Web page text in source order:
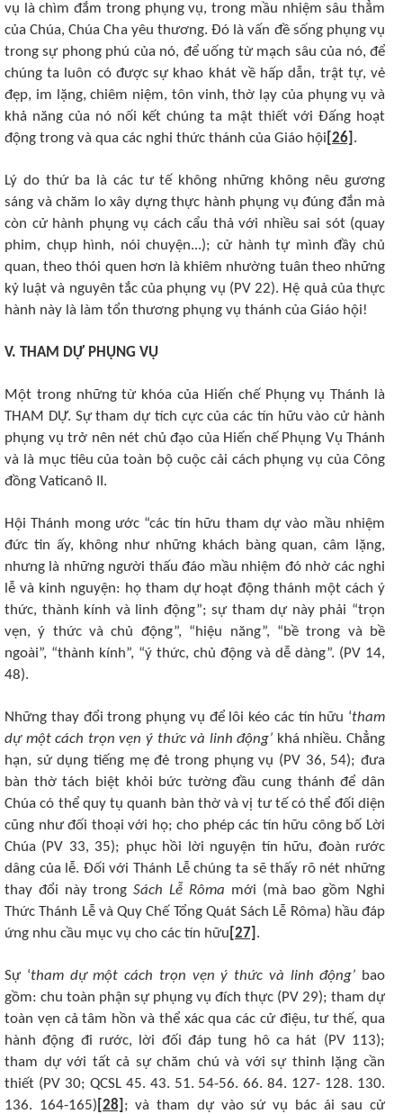
vụ là chìm đắm trong phụng vụ, trong mầu nhiệm sâu thẳm
của Chúa, Chúa Cha yêu thương. Đó là vấn đề sống phụng vụ
trong sự phong phú của nó, để uống từ mạch sâu của nó, để
chúng ta luôn có được sự khao khát về hấp dẫn, trật tự, vẻ
đẹp, im lặng, chiêm niệm, tôn vinh, thờ lạy của phụng vụ và
khả năng của nó nối kết chúng ta mật thiết với Đấng hoạt
động trong và qua các nghi thức thánh của Giáo hội [26] .
Lý do thứ ba là các tư tế không những không nêu gương
sáng và chăm lo xây dựng thực hành phụng vụ đúng đắn mà
còn cử hành phụng vụ cách cẩu thả với nhiều sai sót (quay
phim, chụp hình, nói chuyện...); cử hành tự mình đầy chủ
quan, theo thói quen hơn là khiêm nhường tuân theo những
kỷ luật và nguyên tắc của phụng vụ (PV 22). Hệ quả của thực
hành này là làm tổn thương phụng vụ thánh của Giáo hội!
V. THAM DỰ PHỤNG VỤ
Một trong những từ khóa của Hiến chế Phụng vụ Thánh là
THAM DỰ. Sự tham dự tích cực của các tín hữu vào cử hành
phụng vụ trở nên nét chủ đạo của Hiến chế Phụng Vụ Thánh
và là mục tiêu của toàn bộ cuộc cải cách phụng vụ của Công
đồng Vaticanô II.
Hội Thánh mong ước “các tín hữu tham dự vào mầu nhiệm
đức tin ấy, không như những khách bàng quan, câm lặng,
nhưng là những người thấu đáo mầu nhiệm đó nhờ các nghi
lễ và kinh nguyện: họ tham dự hoạt động thánh một cách ý
thức, thành kính và linh động”; sự tham dự này phải “trọn
vẹn, ý thức và chủ động”, “hiệu năng”, “bề trong và bề
ngoài”, “thành kính”, “ý thức, chủ động và dễ dàng”. (PV 14,
48).
Những thay đổi trong phụng vụ để lôi kéo các tín hữu ‘tham
dự một cách trọn vẹn ý thức và linh động’ khá nhiều. Chẳng
hạn, sử dụng tiếng mẹ đẻ trong phụng vụ (PV 36, 54); đưa
bàn thờ tách biệt khỏi bức tường đầu cung thánh để dân
Chúa có thể quy tụ quanh bàn thờ và vị tư tế có thể đối diện
cũng như đối thoại với họ; cho phép các tín hữu công bố Lời
Chúa (PV 33, 35); phục hồi lời nguyện tín hữu, đoàn rước
dâng của lễ. Đối với Thánh Lễ chúng ta sẽ thấy rõ nét những
thay đổi này trongSách Lễ Rôma mới (mà bao gồm Nghi
Thức Thánh Lễ và Quy Chế Tổng Quát Sách Lễ Rôma) hầu đáp
ứng nhu cầu mục vụ cho các tín hữu [27] .
Sự ‘tham dự một cách trọn vẹn ý thức và linh động’ bao
gồm: chu toàn phận sự phụng vụ đích thực (PV 29); tham dự
toàn vẹn cả tâm hồn và thể xác qua các cử điệu, tư thế, qua
hành động đi rước, lời đối đáp tung hô ca hát (PV 113);
tham dự với tất cả sự chăm chú và với sự thinh lặng cần
thiết (PV 30; QCSL 45. 43. 51. 54-56. 66. 84. 127- 128. 130.
136. 164-165) [28] ; và tham dự vào sứ vụ bác ái sau cử